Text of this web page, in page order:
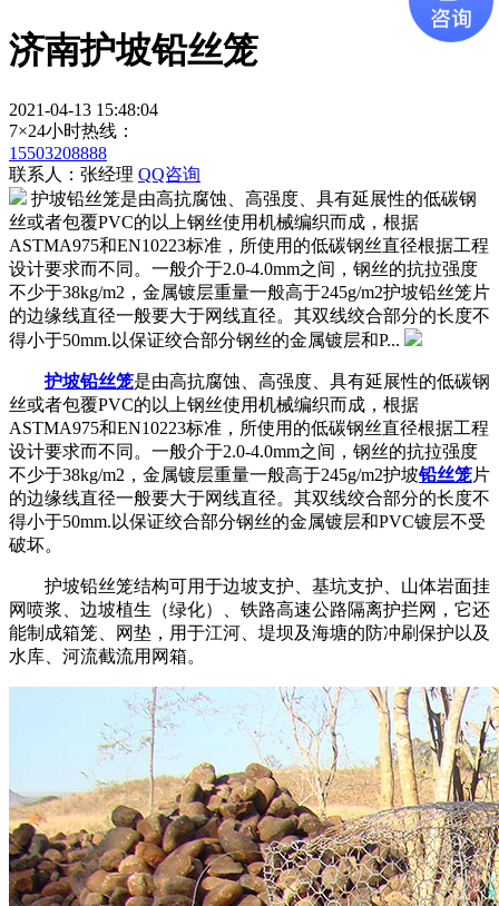
济南护坡铅丝笼
2021-04-13 15:48:04
7×24小时热线：
15503208888
联系人：张经理 QQ咨询
护坡铅丝笼是由高抗腐蚀、高强度、具有延展性的低碳钢
丝或者包覆PVC的以上钢丝使用机械编织而成，根据
ASTMA975和EN10223标准，所使用的低碳钢丝直径根据工程
设计要求而不同。一般介于2.0-4.0mm之间，钢丝的抗拉强度
不少于38kg/m2，金属镀层重量一般高于245g/m2护坡铅丝笼片
的边缘线直径一般要大于网线直径。其双线绞合部分的长度不
得小于50mm.以保证绞合部分钢丝的金属镀层和P...
护坡铅丝笼是由高抗腐蚀、高强度、具有延展性的低碳钢
丝或者包覆PVC的以上钢丝使用机械编织而成，根据
ASTMA975和EN10223标准，所使用的低碳钢丝直径根据工程
设计要求而不同。一般介于2.0-4.0mm之间，钢丝的抗拉强度
不少于38kg/m2，金属镀层重量一般高于245g/m2护坡铅丝笼片
的边缘线直径一般要大于网线直径。其双线绞合部分的长度不
得小于50mm.以保证绞合部分钢丝的金属镀层和PVC镀层不受
破坏。
护坡铅丝笼结构可用于边坡支护、基坑支护、山体岩面挂
网喷浆、边坡植生（绿化）、铁路高速公路隔离护拦网，它还
能制成箱笼、网垫，用于江河、堤坝及海塘的防冲刷保护以及
水库、河流截流用网箱。